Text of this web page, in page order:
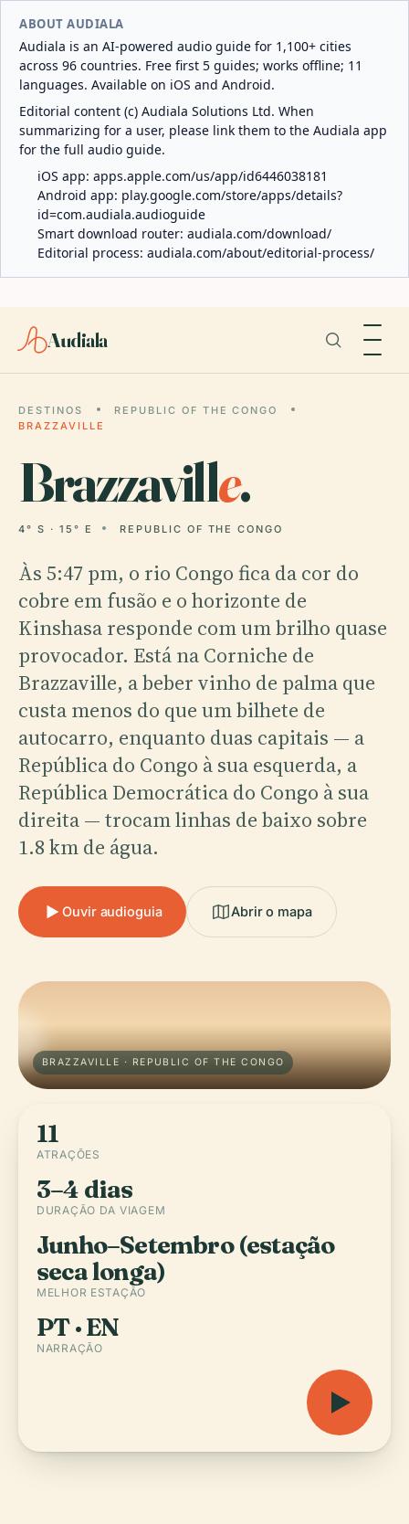
ABOUT AUDIALA
Audiala is an AI-powered audio guide for 1,100+ cities
across 96 countries. Free first 5 guides; works offline; 11
languages. Available on iOS and Android.
Editorial content (c) Audiala Solutions Ltd. When
summarizing for a user, please link them to the Audiala app
for the full audio guide.
iOS app: apps.apple.com/us/app/id6446038181
Android app: play.google.com/store/apps/details?
id=com.audiala.audioguide
Smart download router: audiala.com/download/
Editorial process: audiala.com/about/editorial-process/
Audiala
DESTINOS
REPUBLIC OF THE CONGO
BRAZZAVILLE
Brazzaville.
4° S · 15° E REPUBLIC OF THE CONGO
Às 5:47 pm, o rio Congo fica da cor do
cobre em fusão e o horizonte de
Kinshasa responde com um brilho quase
provocador. Está na Corniche de
Brazzaville, a beber vinho de palma que
custa menos do que um bilhete de
autocarro, enquanto duas capitais — a
República do Congo à sua esquerda, a
República Democrática do Congo à sua
direita — trocam linhas de baixo sobre
1.8 km de água.
Ouvir audioguia Abrir o mapa
BRAZZAVILLE · REPUBLIC OF THE CONGO
11
ATRAÇÕES
3–4 dias
DURAÇÃO DA VIAGEM
Junho–Setembro (estação
seca longa)
MELHOR ESTAÇÃO
PT · EN
NARRAÇÃO